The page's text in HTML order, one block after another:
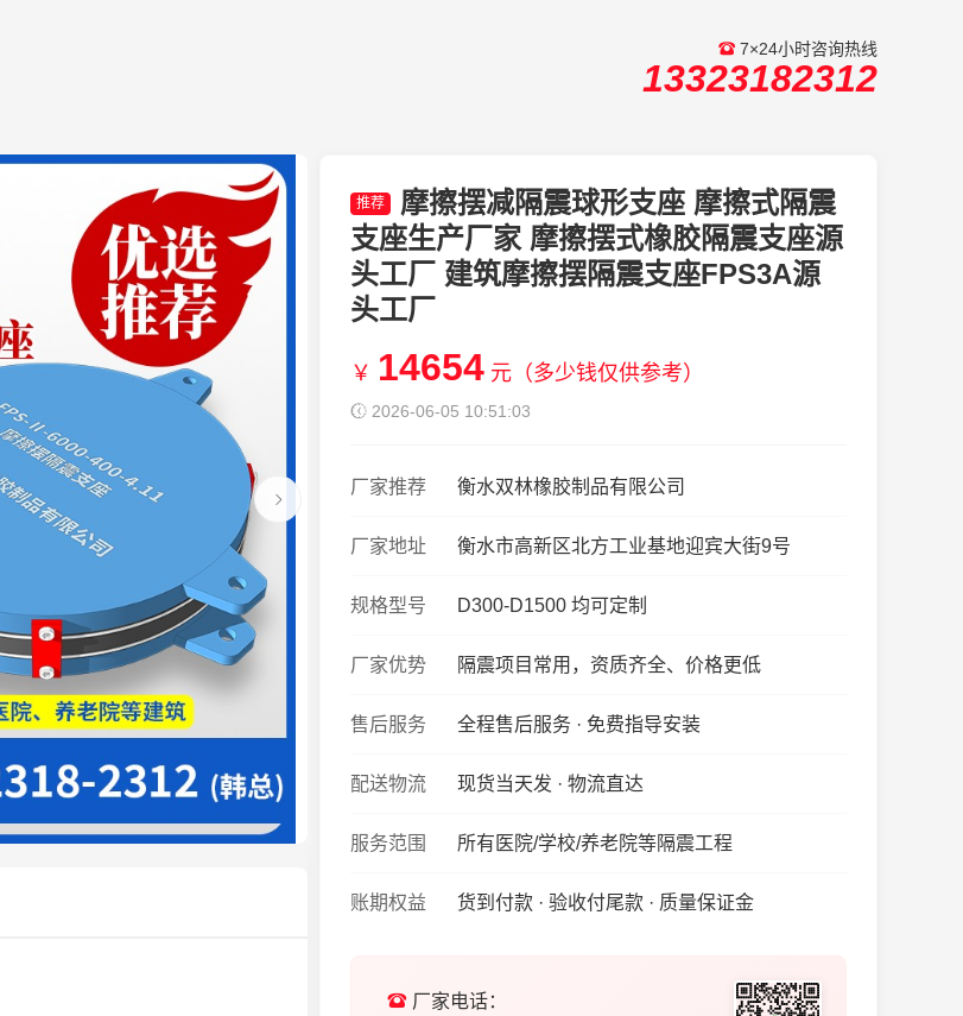
7×24小时咨询热线
13323182312
推荐
摩擦摆减隔震球形支座 摩擦式隔震
支座生产厂家 摩擦摆式橡胶隔震支座源
头工厂 建筑摩擦摆隔震支座FPS3A源
头工厂
￥ 14654 元（多少钱仅供参考）
2026-06-05 10:51:03
厂家推荐 衡水双林橡胶制品有限公司
厂家地址 衡水市高新区北方工业基地迎宾大街9号
规格型号 D300-D1500 均可定制
厂家优势 隔震项目常用，资质齐全、价格更低
售后服务 全程售后服务 · 免费指导安装
配送物流 现货当天发 · 物流直达
服务范围 所有医院/学校/养老院等隔震工程
账期权益 货到付款 · 验收付尾款 · 质量保证金
厂家电话：